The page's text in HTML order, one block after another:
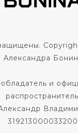
Александра
и
319213000033200